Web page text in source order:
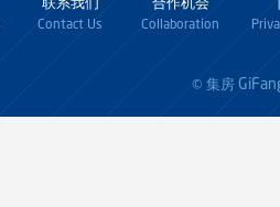
联系我们
Contact Us
合作机会
Collaboration
© 集房